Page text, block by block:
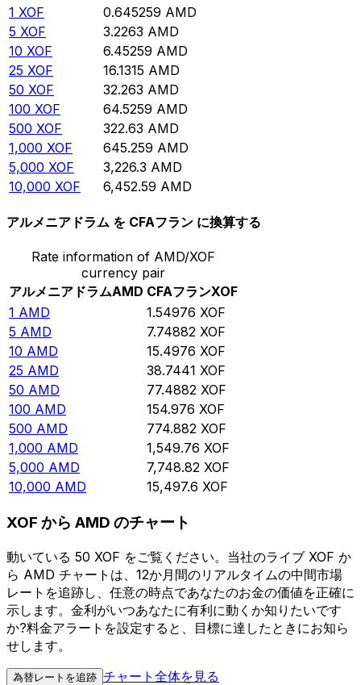
1 XOF 0.645259 AMD
5 XOF 3.2263 AMD
10 XOF 6.45259 AMD
25 XOF 16.1315 AMD
50 XOF 32.263 AMD
100 XOF 64.5259 AMD
500 XOF 322.63 AMD
1,000 XOF 645.259 AMD
5,000 XOF 3,226.3 AMD
10,000 XOF 6,452.59 AMD
アルメニアドラム を CFAフラン に換算する
Rate information of AMD/XOF
currency pair
アルメニアドラムAMD CFAフランXOF
1 AMD 1.54976 XOF
5 AMD 7.74882 XOF
10 AMD 15.4976 XOF
25 AMD 38.7441 XOF
50 AMD 77.4882 XOF
100 AMD 154.976 XOF
500 AMD 774.882 XOF
1,000 AMD 1,549.76 XOF
5,000 AMD 7,748.82 XOF
10,000 AMD 15,497.6 XOF
XOF から AMD のチャート
動いている 50 XOF をご覧ください。当社のライブ XOF か
ら AMD チャートは、12か月間のリアルタイムの中間市場
レートを追跡し、任意の時点であなたのお金の価値を正確に
示します。金利がいつあなたに有利に動くか知りたいです
か?料金アラートを設定すると、目標に達したときにお知ら
せします。
為替レートを追跡 チャート全体を見る